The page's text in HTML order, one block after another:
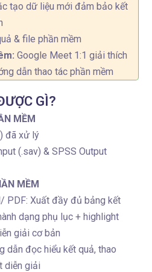
tạo dữ liệu mới đảm bảo kết
& file phần mềm
Google Meet 1:1 giải thích
dẫn thao tác phần mềm
GÌ?
MỀM
đã xử lý
(.sav) & SPSS Output
MỀM
PDF: Xuất đầy đủ bảng kết
dạng phụ lục + highlight
giải cơ bản
dẫn đọc hiểu kết quả, thao
diễn giải